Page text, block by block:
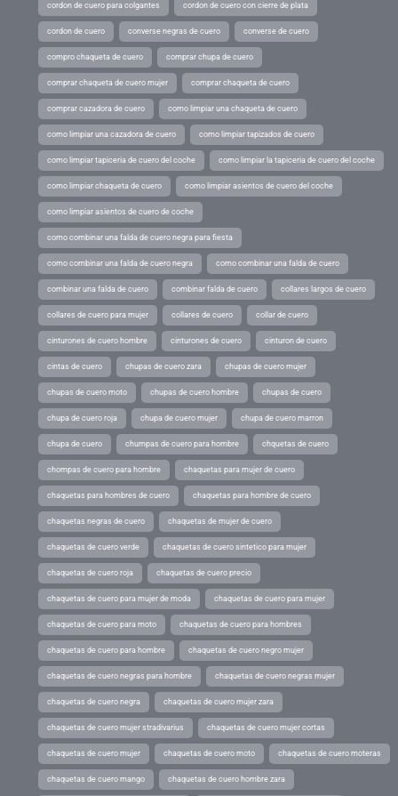
cordon de cuero para colgantes cordon de cuero con cierre de plata
cordon de cuero converse negras de cuero converse de cuero
compro chaqueta de cuero comprar chupa de cuero
comprar chaqueta de cuero mujer comprar chaqueta de cuero
comprar cazadora de cuero como limpiar una chaqueta de cuero
como limpiar una cazadora de cuero como limpiar tapizados de cuero
como limpiar tapiceria de cuero del coche como limpiar la tapiceria de cuero del coche
como limpiar chaqueta de cuero como limpiar asientos de cuero del coche
como limpiar asientos de cuero de coche
como combinar una falda de cuero negra para fiesta
como combinar una falda de cuero negra como combinar una falda de cuero
combinar una falda de cuero combinar falda de cuero collares largos de cuero
collares de cuero para mujer collares de cuero collar de cuero
cinturones de cuero hombre cinturones de cuero cinturon de cuero
cintas de cuero chupas de cuero zara chupas de cuero mujer
chupas de cuero moto chupas de cuero hombre chupas de cuero
chupa de cuero roja chupa de cuero mujer chupa de cuero marron
chupa de cuero chumpas de cuero para hombre chquetas de cuero
chompas de cuero para hombre chaquetas para mujer de cuero
chaquetas para hombres de cuero chaquetas para hombre de cuero
chaquetas negras de cuero chaquetas de mujer de cuero
chaquetas de cuero verde chaquetas de cuero sintetico para mujer
chaquetas de cuero roja chaquetas de cuero precio
chaquetas de cuero para mujer de moda chaquetas de cuero para mujer
chaquetas de cuero para moto chaquetas de cuero para hombres
chaquetas de cuero para hombre chaquetas de cuero negro mujer
chaquetas de cuero negras para hombre chaquetas de cuero negras mujer
chaquetas de cuero negra chaquetas de cuero mujer zara
chaquetas de cuero mujer stradivarius chaquetas de cuero mujer cortas
chaquetas de cuero mujer chaquetas de cuero moto chaquetas de cuero moteras
chaquetas de cuero mango chaquetas de cuero hombre zara